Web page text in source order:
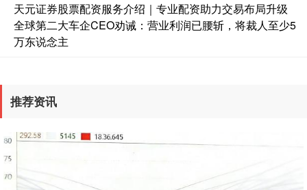
天元证券股票配资服务介绍｜专业配资助力交易布局升级
全球第二大车企CEO劝诫：营业利润已腰斩，将裁人至少5
万东说念主
推荐资讯